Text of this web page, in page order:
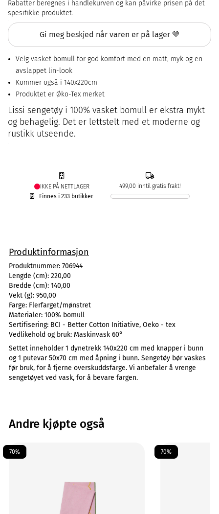
Rabatter beregnes i handlekurven og kan påvirke prisen på det
spesifikke produktet.
Gi meg beskjed når varen er på lager 💛
Velg vasket bomull for god komfort med en matt, myk og en
avslappet lin-look
Kommer også i 140x220cm
Produktet er Øko-Tex merket
Lissi sengetøy i 100% vasket bomull er ekstra mykt
og behagelig. Det er lettstelt med et moderne og
rustikk utseende.
IKKE PÅ NETTLAGER
Finnes i 233 butikker
499,00 inntil gratis frakt!
Produktinformasjon
Produktnummer: 706944
Lengde (cm): 220,00
Bredde (cm): 140,00
Vekt (g): 950,00
Farge: Flerfarget/mønstret
Materialer: 100% bomull
Sertifisering: BCI - Better Cotton Initiative, Oeko - tex
Vedlikehold og bruk: Maskinvask 60°
Settet inneholder 1 dynetrekk 140x220 cm med knapper i bunn
og 1 putevar 50x70 cm med åpning i bunn. Sengetøy bør vaskes
før bruk, for å fjerne overskuddsfarge. Vi anbefaler å vrenge
sengetøyet ved vask, for å bevare fargen.
Andre kjøpte også
70% 70%